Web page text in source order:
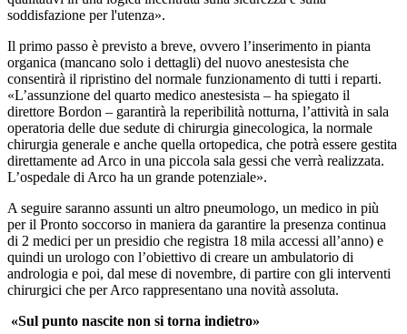
soddisfazione per l'utenza».
Il primo passo è previsto a breve, ovvero l’inserimento in pianta
organica (mancano solo i dettagli) del nuovo anestesista che
consentirà il ripristino del normale funzionamento di tutti i reparti.
«L’assunzione del quarto medico anestesista – ha spiegato il
direttore Bordon – garantirà la reperibilità notturna, l’attività in sala
operatoria delle due sedute di chirurgia ginecologica, la normale
chirurgia generale e anche quella ortopedica, che potrà essere gestita
direttamente ad Arco in una piccola sala gessi che verrà realizzata.
L’ospedale di Arco ha un grande potenziale».
A seguire saranno assunti un altro pneumologo, un medico in più
per il Pronto soccorso in maniera da garantire la presenza continua
di 2 medici per un presidio che registra 18 mila accessi all’anno) e
quindi un urologo con l’obiettivo di creare un ambulatorio di
andrologia e poi, dal mese di novembre, di partire con gli interventi
chirurgici che per Arco rappresentano una novità assoluta.
«Sul punto nascite non si torna indietro»